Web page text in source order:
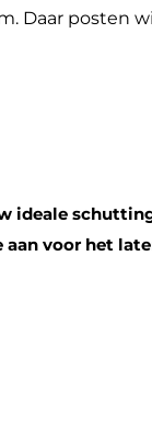
Daar posten
ideale
aan voor het